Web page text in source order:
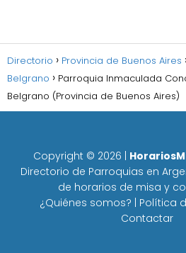
Directorio Provincia de Buenos Aires
Belgrano
Parroquia Inmaculada
Belgrano (Provincia de Buenos Aires)
Copyright © 2026
Directorio de Parroquias en
de horarios de misa y
¿Quiénes somos?
Política
Contactar